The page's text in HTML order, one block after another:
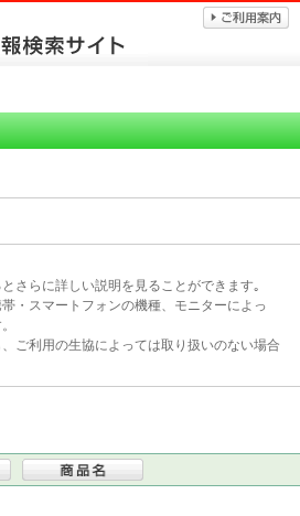
さらに詳しい説明を見ることができます｡
・スマートフォンの機種、モニターによっ
ご利用の生協によっては取り扱いのない場合